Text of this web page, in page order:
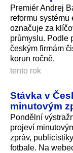
Premiér Andrej
reformu
označuje za
průmyslu. Podle
českým firmám
korun ročně.
tento rok
Stávka v
minutovým
Pondělní
projeví
zpráv,
fotbale. Na